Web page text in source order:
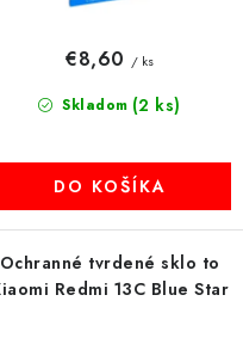
Reklamácia Kontakty
Skladom (2 ks)
€8,60 / ks
DO KOŠÍKA
Ochranné tvrdené sklo to
Redmi 13C Blue Star